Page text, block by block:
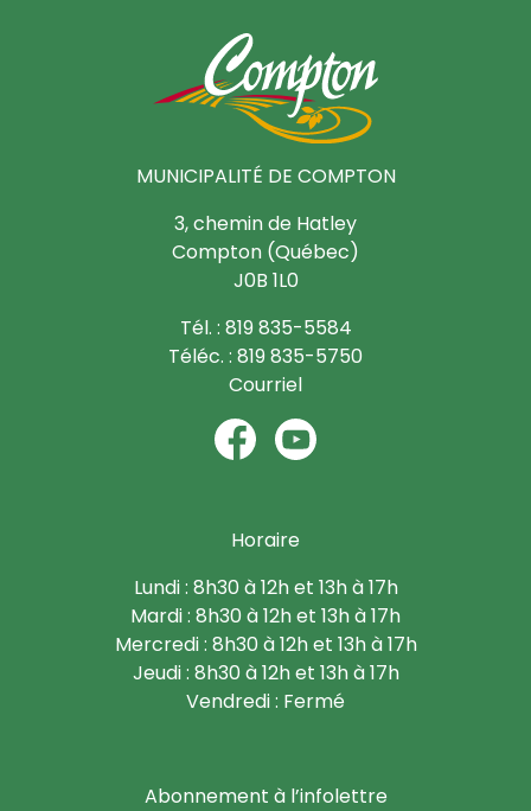
MUNICIPALITÉ DE COMPTON
3, chemin de Hatley
Compton (Québec)
J0B 1L0
Tél. : 819 835-5584
Téléc. : 819 835-5750
Courriel
Horaire
Lundi : 8h30 à 12h et 13h à 17h
Mardi : 8h30 à 12h et 13h à 17h
Mercredi : 8h30 à 12h et 13h à 17h
Jeudi : 8h30 à 12h et 13h à 17h
Vendredi : Fermé
Abonnement à l’infolettre